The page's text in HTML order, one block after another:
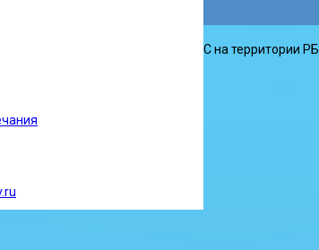
возникновения и развития ЧС на территории РБ
на 06-00 03.12.2025